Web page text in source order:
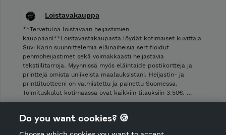
Loistavakauppa
**Tervetuloa loistavaan heijastimien
kauppaan!**Loistavastakaupasta löydät kotimaiset kuvittaja
Suvi Karin suunnittelemia eläinaiheisia sertifioidut
pehmoheijastimet sekä voimakkaasti heijastavia
tekstiilitarroja. Myynnissä myös eläintaide postikortteja ja
printtejä omista uniikeista maalauksistani. Heijastin- ja
printtituotteeni on valmistettu ja painettu Suomessa.
Toimituskulut kotimaassa ovat kaikkiin tilauksiin 3.50€. …
Shop privacy policy
Do you want cookies? 🍪